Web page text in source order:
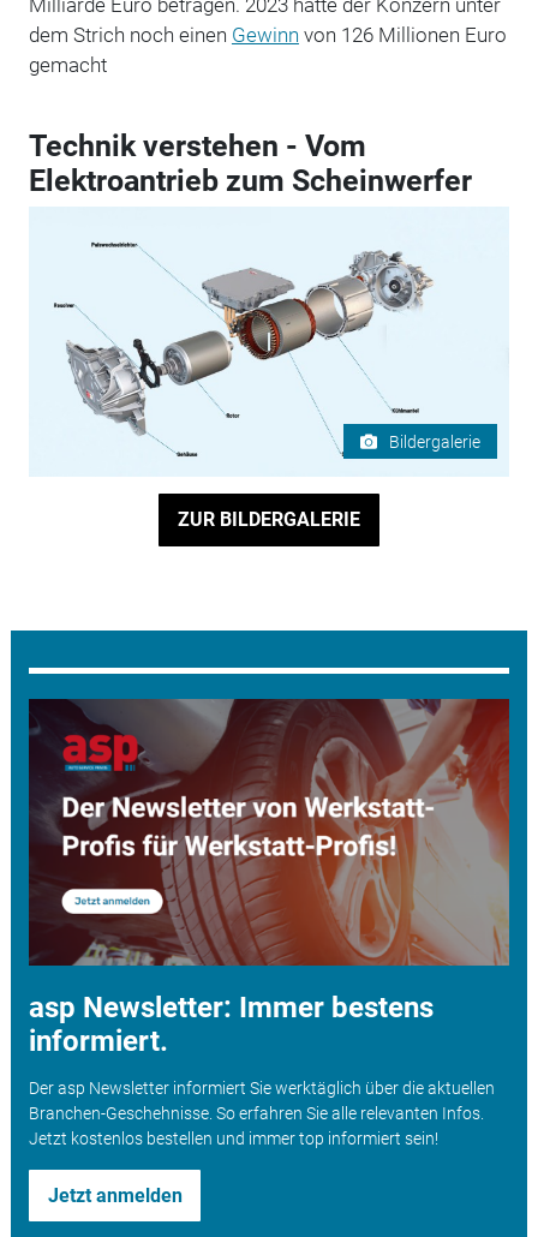
dem Strich noch einen Gewinn von 126 Millionen Euro
gemacht
Technik verstehen - Vom
Elektroantrieb zum Scheinwerfer
Bildergalerie
ZUR BILDERGALERIE
asp Newsletter: Immer bestens
informiert.
Der asp Newsletter informiert Sie werktäglich über die aktuellen
Branchen-Geschehnisse. So erfahren Sie alle relevanten Infos.
Jetzt kostenlos bestellen und immer top informiert sein!
Jetzt anmelden